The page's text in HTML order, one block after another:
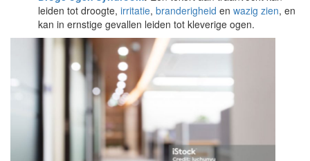
leiden tot droogte, irritatie, branderigheid en wazig zien, en
kan in ernstige gevallen leiden tot kleverige ogen.